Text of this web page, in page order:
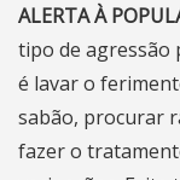
ALERTA À
tipo de agressão
é lavar o
sabão, procurar
fazer o